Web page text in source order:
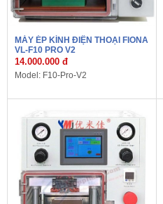
MÁY ÉP KÍNH ĐIỆN THOẠI FIONA
VL-F10 PRO V2
14.000.000 đ
Model: F10-Pro-V2